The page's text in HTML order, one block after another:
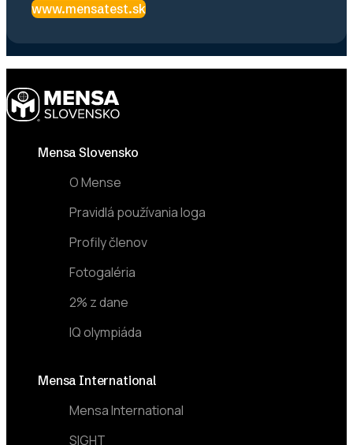
www.mensatest.sk
FooterMensa Slovensko
O Mense
Pravidlá používania loga
Profily členov
Fotogaléria
2% z dane
IQ olympiáda
Mensa International
Mensa International
SIGHT